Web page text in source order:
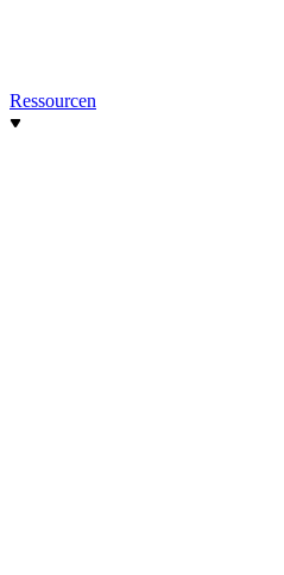
Ressourcen